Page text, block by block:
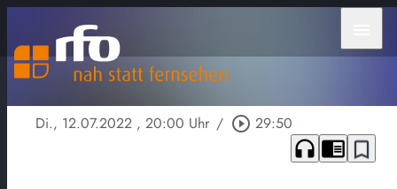
Di., 12.07.2022 , 20:00 Uhr / play_circle_outline 29:50
headphones chrome_reader_mode bookmark_border